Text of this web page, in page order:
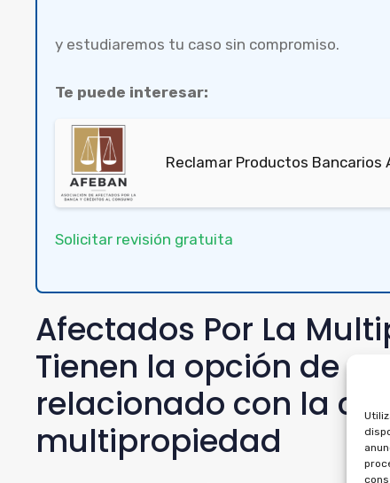
y estudiaremos tu caso sin compromiso.
Te puede interesar:
Reclamar Productos Bancarios
Solicitar revisión gratuita
Afectados Por La
Tienen la opción de
relacionado con la
multipropiedad